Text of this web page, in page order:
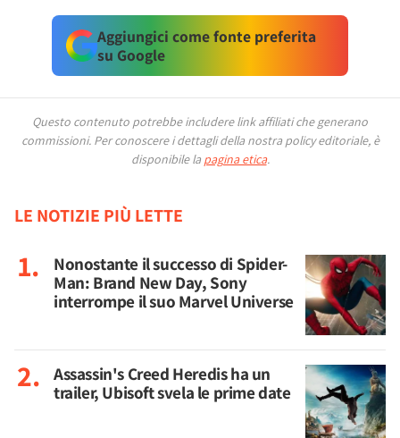
Aggiungici come fonte preferita
su Google
Questo contenuto potrebbe includere link affiliati che generano
commissioni. Per conoscere i dettagli della nostra policy editoriale, è
disponibile la pagina etica.
LE NOTIZIE PIÙ LETTE
Nonostante il successo di Spider-
Man: Brand New Day, Sony
interrompe il suo Marvel Universe
Assassin's Creed Heredis ha un
trailer, Ubisoft svela le prime date